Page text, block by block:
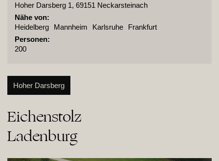
Hoher Darsberg 1, 69151 Neckarsteinach
Nähe von:
Heidelberg
Mannheim Karlsruhe
Frankfurt
Personen:
200
Hoher Darsberg
Eichenstolz
Ladenburg